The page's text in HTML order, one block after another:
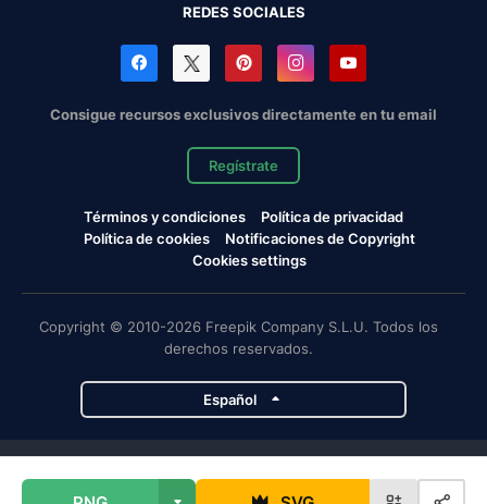
REDES SOCIALES
Consigue recursos exclusivos directamente en tu email
Regístrate
Términos y condiciones
Política de privacidad
Política de cookies
Notificaciones de Copyright
Cookies settings
Copyright © 2010-2026 Freepik Company S.L.U. Todos los
derechos reservados.
Español